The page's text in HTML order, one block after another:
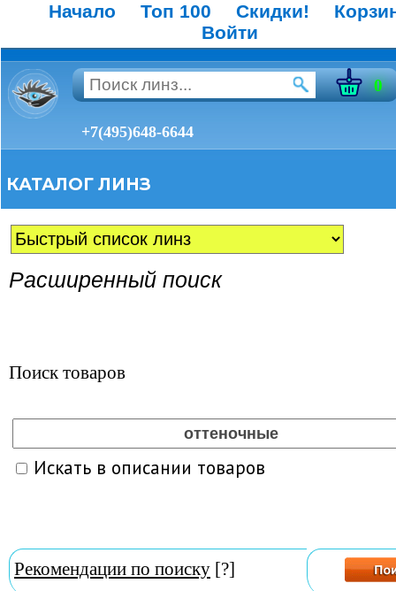
Начало Топ 100 Скидки!
Войти
0
+7(495)648-6644
КАТАЛОГ ЛИНЗ
Расширенный поиск
Поиск товаров
Искать в описании товаров
Рекомендации по поиску [?]